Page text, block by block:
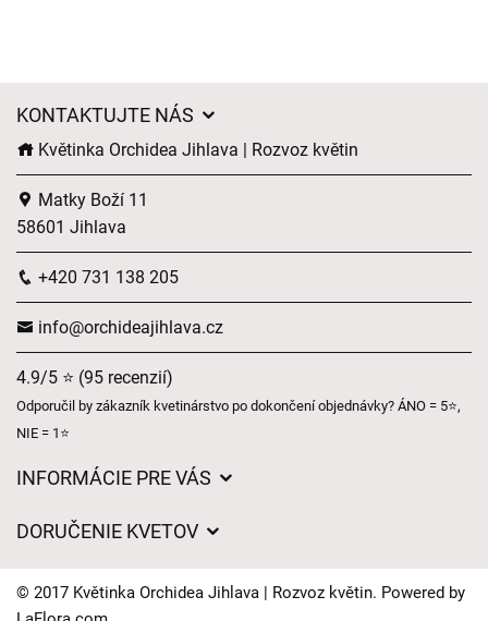
KONTAKTUJTE NÁS
Květinka Orchidea Jihlava | Rozvoz květin
Matky Boží 11
58601 Jihlava
+420 731 138 205
info@orchideajihlava.cz
4.9/5 ⭐ (95 recenzií)
Odporučil by zákazník kvetinárstvo po dokončení objednávky? ÁNO = 5⭐,
NIE = 1⭐
INFORMÁCIE PRE VÁS
Časy doručenia kvetov – prehľad možností
DORUČENIE KVETOV
Kam doručujeme kvety
© 2017 Květinka Orchidea Jihlava | Rozvoz květin. Powered by